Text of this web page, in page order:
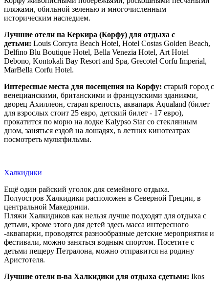
пляжами, обильной зеленью и многочисленным
историческим наследием.
Лучшие отели на Керкира (Корфу) для отдыха с
детьми: Louis Corcyra Beach Hotel, Hotel Costas Golden Beach,
Delfino Blu Boutique Hotel, Bella Venezia Hotel, Art Hotel
Debono, Kontokali Bay Resort and Spa, Grecotel Corfu Imperial,
MarBella Corfu Hotel.
Интересные места для посещения на Корфу: старый город с
венецианскими, британскими и французскими зданиями,
дворец Ахиллеон, старая крепость, аквапарк Aqualand (билет
для взрослых стоит 25 евро, детский билет - 17 евро),
прокатится по морю на лодке Kalypso Star со стеклянным
дном, заняться ездой на лошадях, в летних кинотеатрах
посмотреть мультфильмы.
Халкидики
Ещё один райский уголок для семейного отдыха.
Полуостров Халкидики расположен в Северной Греции, в
центральной Македонии.
Пляжи Халкидиков как нельзя лучше подходят для отдыха с
детьми, кроме этого для детей здесь масса интересного
-аквапарки, проводятся разнообразные детские мероприятия и
фестивали, можно заняться водным спортом. Посетите с
детьми пещеру Петралона, можно отправится на родину
Аристотеля.
Лучшие отели п-ва Халкидики для отдыха сдетьми: Ikos